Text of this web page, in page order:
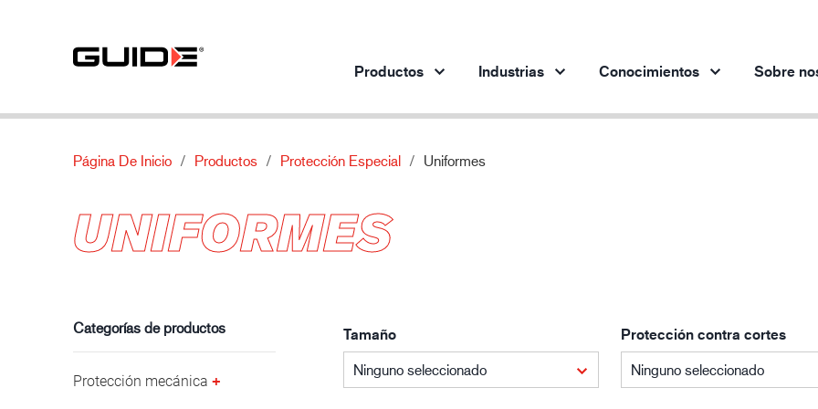
Productos
Protección mecánica
Protección química
Logística
Industrias Conocimientos
Normas
Características
Sobre
Sobre nosotros
Contacto
Página De Inicio Productos Protección Especial Uniformes
UNIFORMES
Categorías de productos
Protección mecánica
Tamaño
Ninguno seleccionado
Protección contra cortes
Ninguno seleccionado